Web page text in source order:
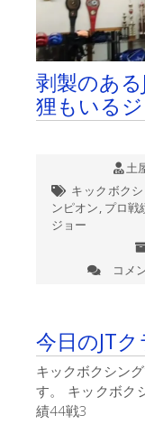
日
目
は
剥製のある
狸もいる
土
キックボク
ンピオン プロ戦
ジョー
剥
る
JT
ク
ラ
コメ
今日のJT
キックボクシン
す。 キックボク
績44戦3